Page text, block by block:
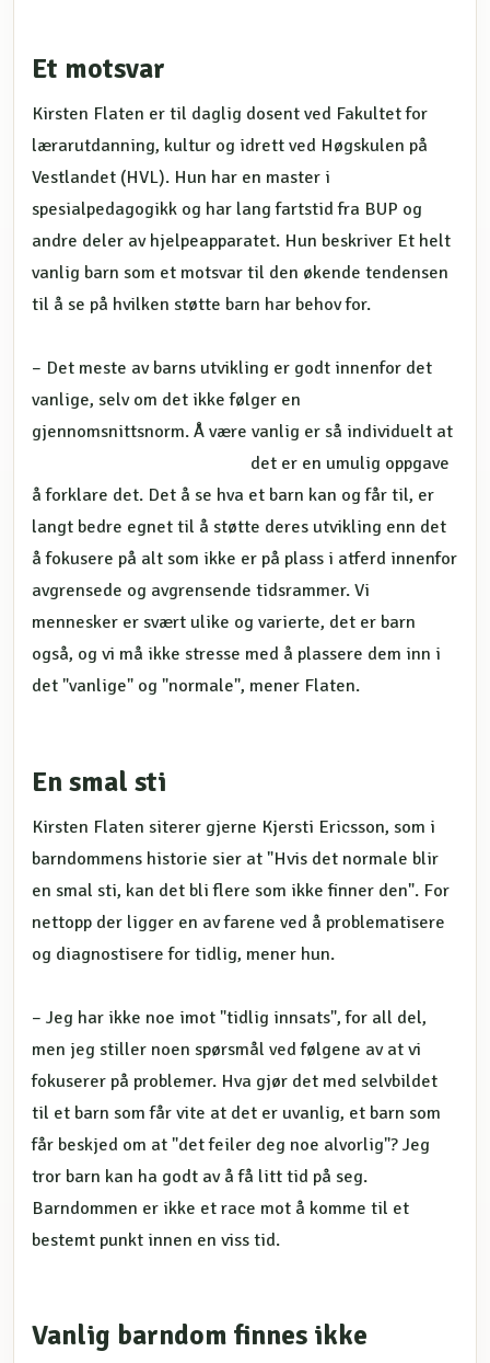
Et motsvar
Kirsten Flaten er til daglig dosent ved Fakultet for
lærarutdanning, kultur og idrett ved Høgskulen på
Vestlandet (HVL). Hun har en master i
spesialpedagogikk og har lang fartstid fra BUP og
andre deler av hjelpeapparatet. Hun beskriver Et helt
vanlig barn som et motsvar til den økende tendensen
til å se på hvilken støtte barn har behov for.
– Det meste av barns utvikling er godt innenfor det
vanlige, selv om det ikke følger en
gjennomsnittsnorm. Å være vanlig er så individuelt at
det er en umulig oppgave
å forklare det. Det å se hva et barn kan og får til, er
langt bedre egnet til å støtte deres utvikling enn det
å fokusere på alt som ikke er på plass i atferd innenfor
avgrensede og avgrensende tidsrammer. Vi
mennesker er svært ulike og varierte, det er barn
også, og vi må ikke stresse med å plassere dem inn i
det "vanlige" og "normale", mener Flaten.
En smal sti
Kirsten Flaten siterer gjerne Kjersti Ericsson, som i
barndommens historie sier at "Hvis det normale blir
en smal sti, kan det bli flere som ikke finner den". For
nettopp der ligger en av farene ved å problematisere
og diagnostisere for tidlig, mener hun.
– Jeg har ikke noe imot "tidlig innsats", for all del,
men jeg stiller noen spørsmål ved følgene av at vi
fokuserer på problemer. Hva gjør det med selvbildet
til et barn som får vite at det er uvanlig, et barn som
får beskjed om at "det feiler deg noe alvorlig"? Jeg
tror barn kan ha godt av å få litt tid på seg.
Barndommen er ikke et race mot å komme til et
bestemt punkt innen en viss tid.
Vanlig barndom finnes ikke